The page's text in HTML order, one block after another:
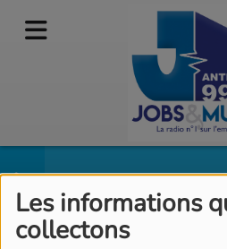
Les informations
collectons
Animateurs